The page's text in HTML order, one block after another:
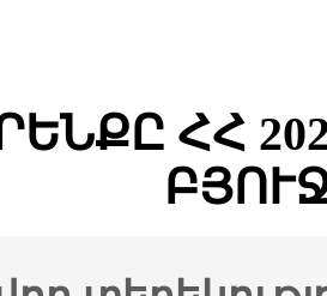
ՀՀ